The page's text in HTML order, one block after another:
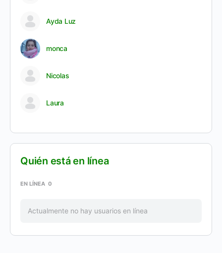
Ayda Luz
monca
Nicolas
Laura
Quién está en línea
EN LÍNEA 0
Actualmente no hay usuarios en línea